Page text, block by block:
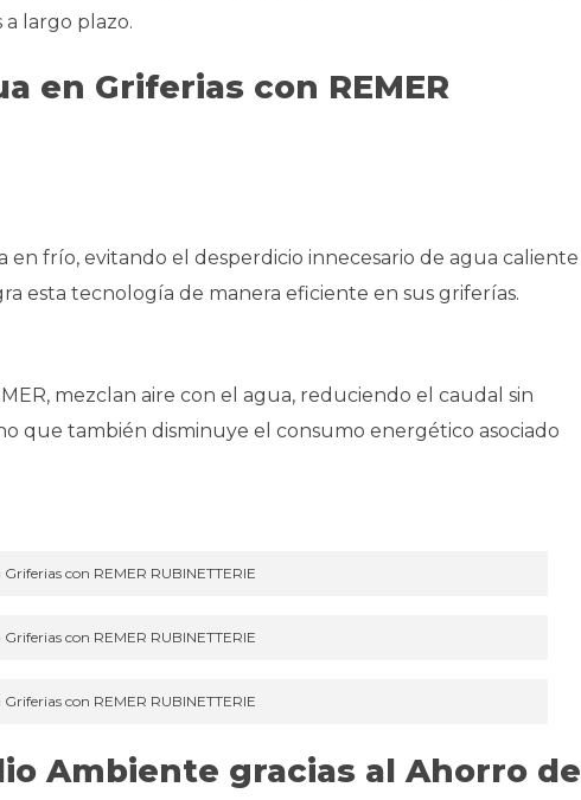
a largo plazo.
en Griferias con REMER
frío, evitando el desperdicio innecesario de agua caliente
esta tecnología de manera eficiente en sus griferías.
mezclan aire con el agua, reduciendo el caudal sin
que también disminuye el consumo energético asociado
con REMER RUBINETTERIE
con REMER RUBINETTERIE
con REMER RUBINETTERIE
Ambiente gracias al Ahorro de